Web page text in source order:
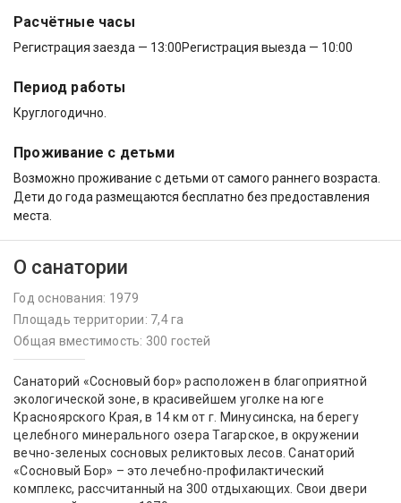
Расчётные часы
Регистрация заезда — 13:00Регистрация выезда — 10:00
Период работы
Круглогодично.
Проживание с детьми
Возможно проживание с детьми от самого раннего возраста.
Дети до года размещаются бесплатно без предоставления
места.
О санатории
Год основания: 1979
Площадь территории: 7,4 га
Общая вместимость: 300 гостей
Санаторий «Сосновый бор» расположен в благоприятной
экологической зоне, в красивейшем уголке на юге
Красноярского Края, в 14 км от г. Минусинска, на берегу
целебного минерального озера Тагарское, в окружении
вечно-зеленых сосновых реликтовых лесов. Санаторий
«Сосновый Бор» – это лечебно-профилактический
комплекс, рассчитанный на 300 отдыхающих. Свои двери